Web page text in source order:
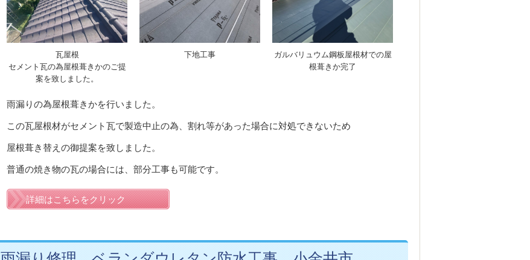
瓦屋根
セメント瓦の為屋根葺きかのご提
案を致しました。
下地工事
ガルバリュウム鋼板屋根材での屋
根葺きか完了
雨漏りの為屋根葺きかを行いました。
この瓦屋根材がセメント瓦で製造中止の為、割れ等があった場合に対処できないため
屋根葺き替えの御提案を致しました。
普通の焼き物の瓦の場合には、部分工事も可能です。
詳細はこちらをクリック